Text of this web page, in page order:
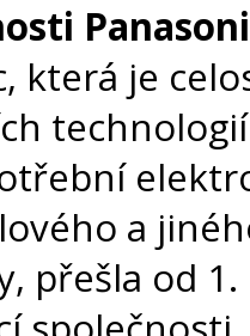
která je
a
přešla od